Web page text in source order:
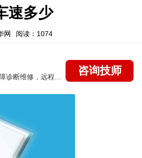
速多少
网 阅读：1074
咨询技师